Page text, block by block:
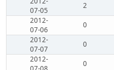
07-05
2
2012-
07-06
0
2012-
07-07
0
2012-
0